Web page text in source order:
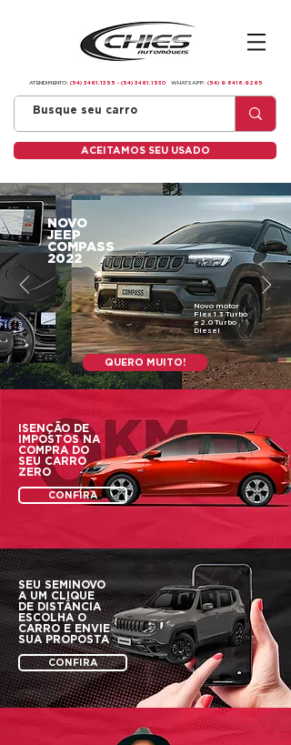
ATENDIMENTO: (54) 3461.1355 -(54) 3461.1530 WHATSAPP: (54) 9 8418.9265
ACEITAMOS SEU USADO
NOVO
JEEP
COMPASS
2022
Novo motor
Flex 1.3 Turbo
e 2.0 Turbo
Diesel
QUERO MUITO!
ISENÇÃO DE
IMPOSTOS NA
COMPRA DO
SEU CARRO
ZERO
CONFIRA
SEU SEMINOVO
A UM CLIQUE
DE DISTÂNCIA
ESCOLHA O
CARROE ENVIE
SUA PROPOSTA
CONFIRA